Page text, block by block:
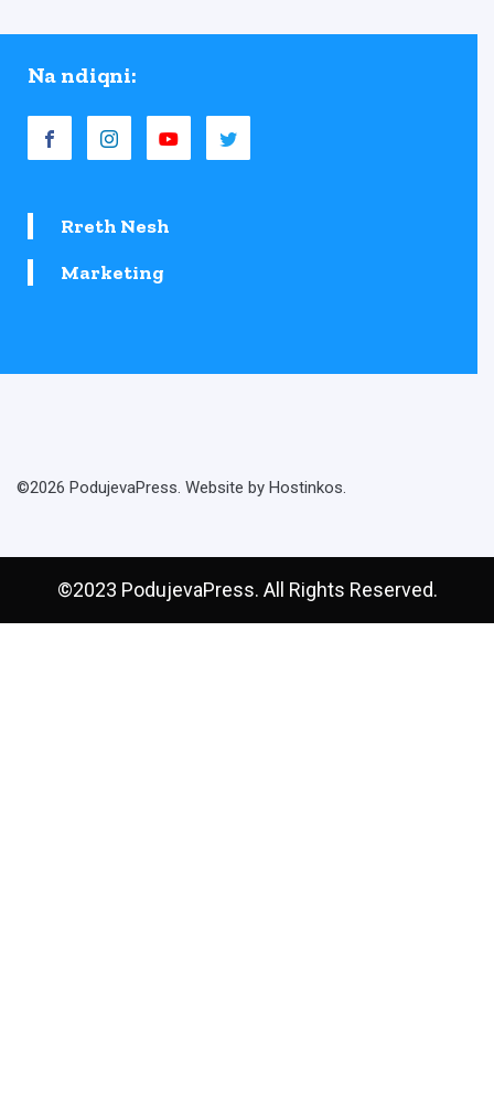
Na ndiqni:
Rreth Nesh
Marketing
©2026 PodujevaPress. Website by Hostinkos.
©2023 PodujevaPress. All Rights Reserved.